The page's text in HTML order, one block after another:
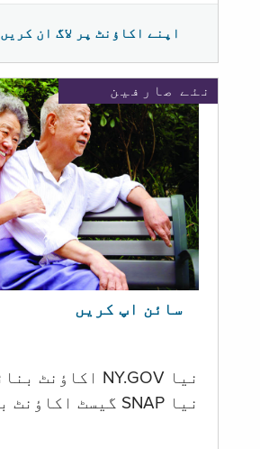
اپنے اکاؤنٹ پر لاگ ان کریں
نئے صارفین
سائن اپ کریں
نیا NY.GOV اکاؤنٹ بنائیں
نیا SNAP گیسٹ اکاؤنٹ بنائیں